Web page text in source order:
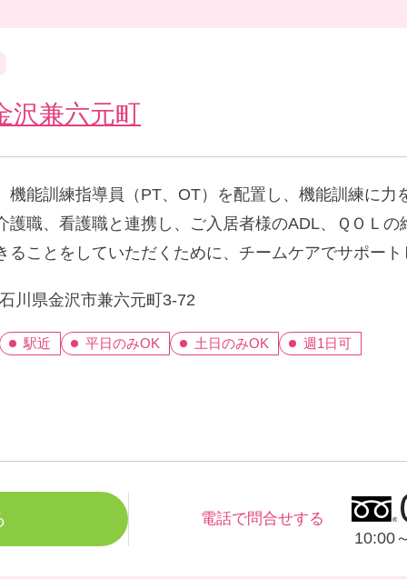
沢兼六元町
能訓練指導員（PT、OT）を配置し、機能訓練に
職、看護職と連携し、ご入居者様のADL、ＱＯＬ
ことをしていただくために、チームケアでサポー
石川県金沢市兼六元町3-72
駅近 平日のみOK 土日のみOK 週1日可
電話で問合せする
10:00